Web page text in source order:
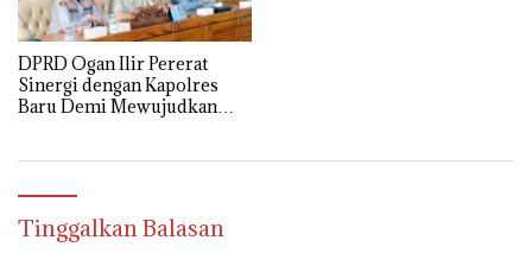
DPRD Ogan Ilir Pererat
Sinergi dengan Kapolres
Baru Demi Mewujudkan
Tinggalkan Balasan